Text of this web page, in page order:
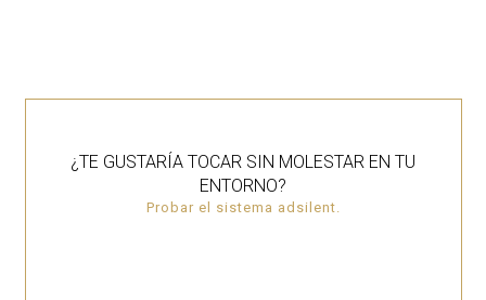
¿TE GUSTARÍA TOCAR SIN MOLESTAR EN TU
ENTORNO?
Probar el sistema adsilent.